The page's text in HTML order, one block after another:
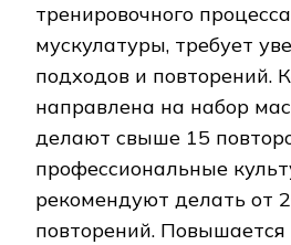
тренировочного
мускулатуры, требует
подходов и повторений.
направлена на набор
делают свыше 15
профессиональные
рекомендуют делать от
повторений. Повышается